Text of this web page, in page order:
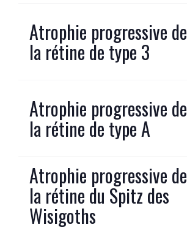
Atrophie progressive de
la rétine de type 3
Atrophie progressive de
la rétine de type A
Atrophie progressive de
la rétine du Spitz des
Wisigoths